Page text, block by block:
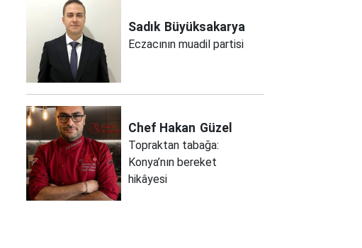
Sadık Büyüksakarya
Eczacının muadil partisi
Chef Hakan Güzel
Topraktan tabağa:
Konya’nın bereket
hikâyesi